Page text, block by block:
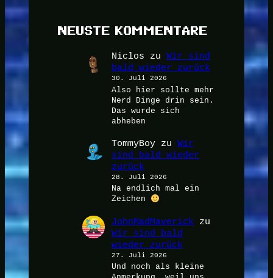
NEUSTE KOMMENTARE
Niclos zuWir sind
bald wieder zurück
30. Juli 2026
Also hier sollte mehr
Nerd Dinge drin sein.
Das wurde sich
abheben
TommyBoy zuWir
sind bald wieder
zurück
28. Juli 2026
Na endlich mal ein
Zeichen
JohnMadMaverick zu
Wir sind bald
wieder zurück
27. Juli 2026
Und noch als kleine